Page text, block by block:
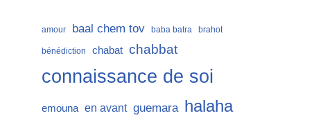
amour baal chem tov baba batra brahot
bénédiction chabat chabbat
connaissance de soi
emouna en avant guemara halaha